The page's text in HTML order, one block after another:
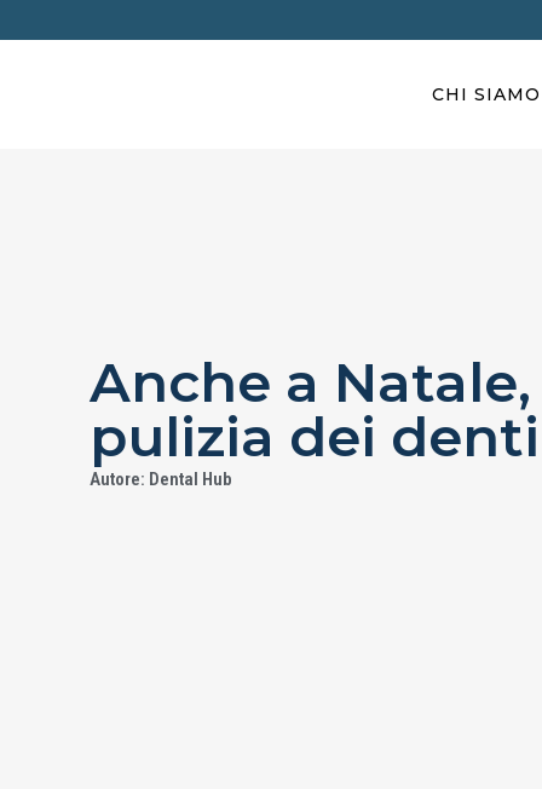
CHI SIAMO
Anche a
pulizia dei denti
Autore: Dental Hub